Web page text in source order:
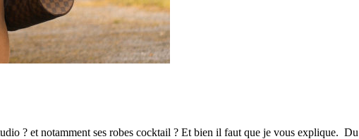
? et notamment ses robes cocktail ? Et bien il faut que je vous explique.